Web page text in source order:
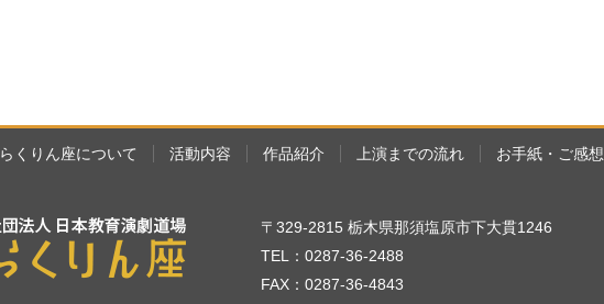
らくりん座について 活動内容 作品紹介 上演までの流れ お手紙・ご感想
〒329-2815 栃木県那須塩原市下大貫1246
TEL：0287-36-2488
FAX：0287-36-4843